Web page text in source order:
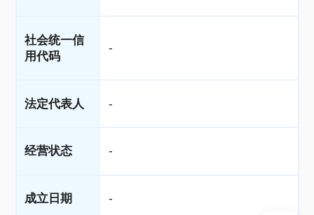
社会统一信
用代码
-
法定代表人 -
经营状态 -
成立日期 -